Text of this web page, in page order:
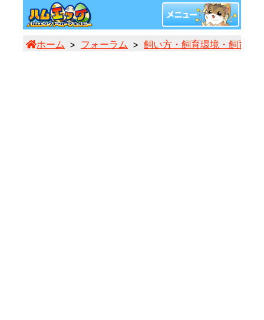
ホーム フォーラム 飼い方・飼育環境・飼育用